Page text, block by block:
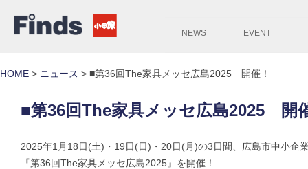
NEWS EVENT
HOME > ニュース > ■第36回The家具メッセ広島2025 開催！
■第36回The家具メッセ広島2025 開
2025年1月18日(土)・19日(日)・20日(月)の3日間、広島市中小企
『第36回The家具メッセ広島2025』を開催！